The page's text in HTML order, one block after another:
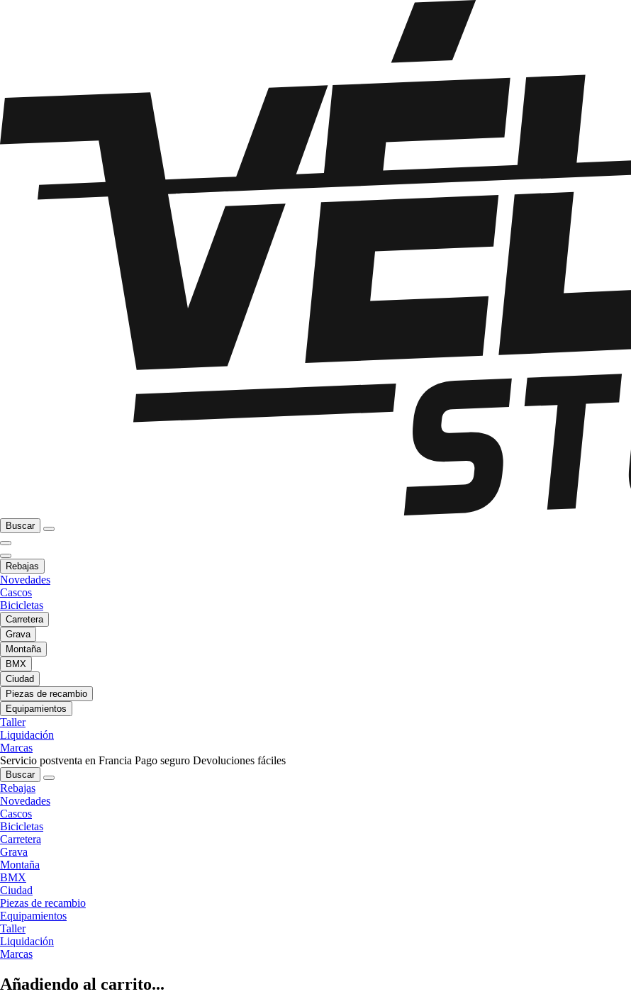
Buscar
Rebajas
Novedades
Cascos
Bicicletas
Carretera
Grava
Montaña
BMX
Ciudad
Piezas de recambio
Equipamientos
Taller
Liquidación
Marcas
Servicio postventa en Francia Pago seguro Devoluciones fáciles
Buscar
Rebajas
Novedades
Cascos
Bicicletas
Carretera
Grava
Montaña
BMX
Ciudad
Piezas de recambio
Equipamientos
Taller
Liquidación
Marcas
Añadiendo al carrito...